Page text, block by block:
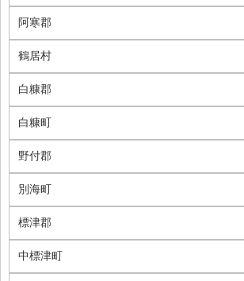
阿寒郡
鶴居村
白糠郡
白糠町
野付郡
別海町
標津郡
中標津町